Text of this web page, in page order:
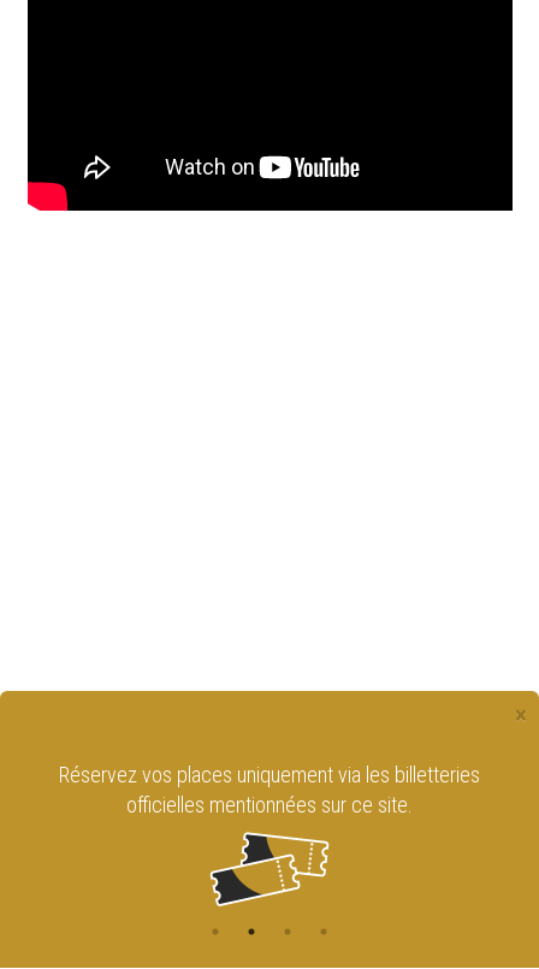
×
Réservez vos places uniquement via les billetteries
officielles mentionnées sur ce site.